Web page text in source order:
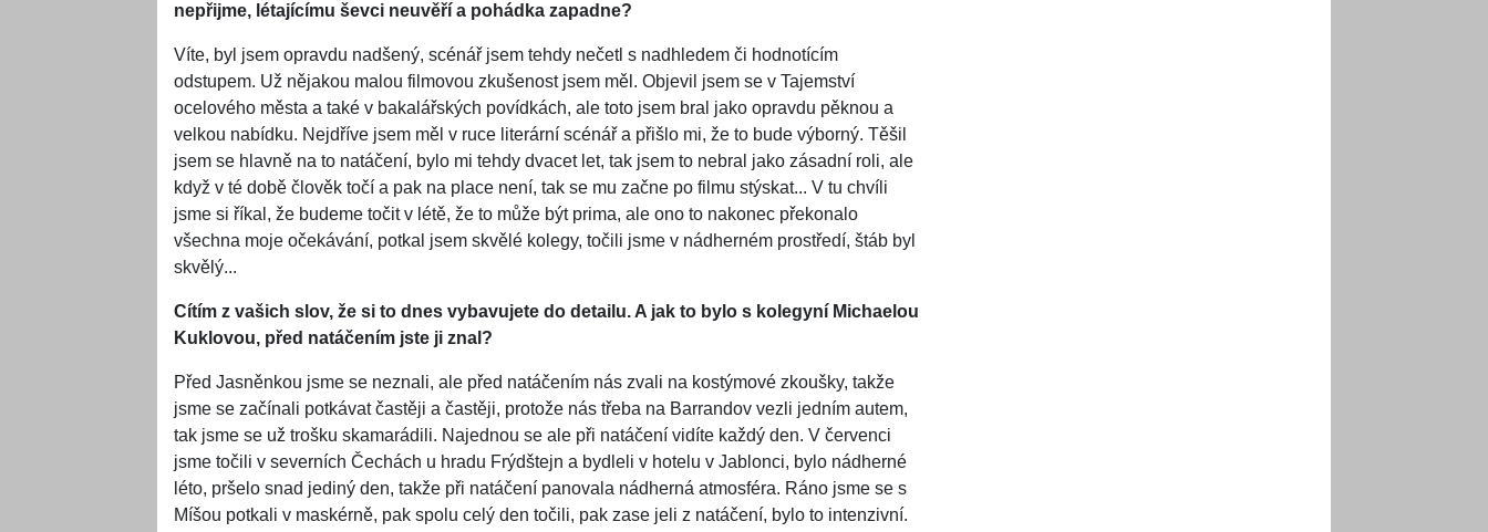
nepřijme, létajícímu ševci neuvěří a pohádka zapadne?
Víte, byl jsem opravdu nadšený, scénář jsem tehdy nečetl s nadhledem či hodnotícím
odstupem. Už nějakou malou filmovou zkušenost jsem měl. Objevil jsem se v Tajemství
ocelového města a také v bakalářských povídkách, ale toto jsem bral jako opravdu pěknou a
velkou nabídku. Nejdříve jsem měl v ruce literární scénář a přišlo mi, že to bude výborný. Těšil
jsem se hlavně na to natáčení, bylo mi tehdy dvacet let, tak jsem to nebral jako zásadní roli, ale
když v té době člověk točí a pak na place není, tak se mu začne po filmu stýskat... V tu chvíli
jsme si říkal, že budeme točit v létě, že to může být prima, ale ono to nakonec překonalo
všechna moje očekávání, potkal jsem skvělé kolegy, točili jsme v nádherném prostředí, štáb byl
skvělý...
Cítím z vašich slov, že si to dnes vybavujete do detailu. A jak to bylo s kolegyní Michaelou
Kuklovou, před natáčením jste ji znal?
Před Jasněnkou jsme se neznali, ale před natáčením nás zvali na kostýmové zkoušky, takže
jsme se začínali potkávat častěji a častěji, protože nás třeba na Barrandov vezli jedním autem,
tak jsme se už trošku skamarádili. Najednou se ale při natáčení vidíte každý den. V červenci
jsme točili v severních Čechách u hradu Frýdštejn a bydleli v hotelu v Jablonci, bylo nádherné
léto, pršelo snad jediný den, takže při natáčení panovala nádherná atmosféra. Ráno jsme se s
Míšou potkali v maskérně, pak spolu celý den točili, pak zase jeli z natáčení, bylo to intenzivní.